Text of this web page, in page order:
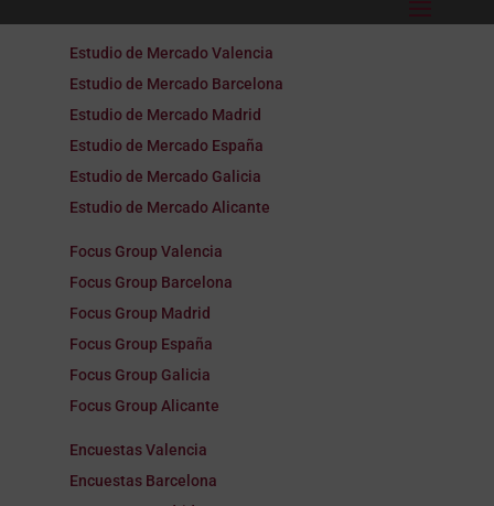
Estudio de Mercado Valencia
Estudio de Mercado Barcelona
Estudio de Mercado Madrid
Estudio de Mercado España
Estudio de Mercado Galicia
Estudio de Mercado Alicante
Focus Group Valencia
Focus Group Barcelona
Focus Group Madrid
Focus Group España
Focus Group Galicia
Focus Group Alicante
Encuestas Valencia
Encuestas Barcelona